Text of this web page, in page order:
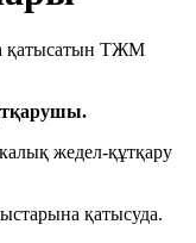
жедел-құтқару
қатысуда.